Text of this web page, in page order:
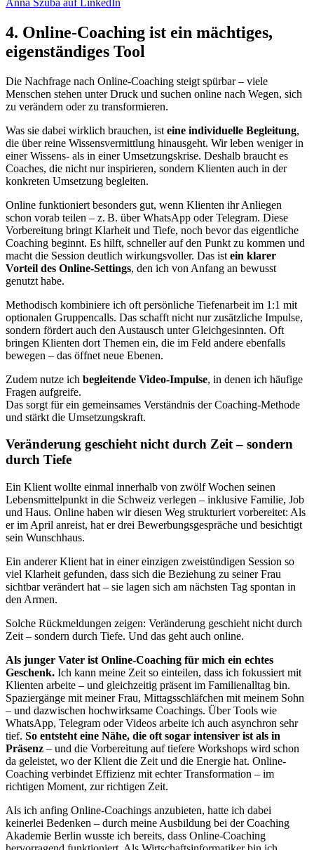
4. Online-Coaching ist ein mächtiges,
eigenständiges Tool
Die Nachfrage nach Online-Coaching steigt spürbar – viele
Menschen stehen unter Druck und suchen online nach Wegen, sich
zu verändern oder zu transformieren.
Was sie dabei wirklich brauchen, ist eine individuelle Begleitung,
die über reine Wissensvermittlung hinausgeht. Wir leben weniger in
einer Wissens- als in einer Umsetzungskrise. Deshalb braucht es
Coaches, die nicht nur inspirieren, sondern Klienten auch in der
konkreten Umsetzung begleiten.
Online funktioniert besonders gut, wenn Klienten ihr Anliegen
schon vorab teilen – z. B. über WhatsApp oder Telegram. Diese
Vorbereitung bringt Klarheit und Tiefe, noch bevor das eigentliche
Coaching beginnt. Es hilft, schneller auf den Punkt zu kommen und
macht die Session deutlich wirkungsvoller. Das ist ein klarer
Vorteil des Online-Settings, den ich von Anfang an bewusst
genutzt habe.
Methodisch kombiniere ich oft persönliche Tiefenarbeit im 1:1 mit
optionalen Gruppencalls. Das schafft nicht nur zusätzliche Impulse,
sondern fördert auch den Austausch unter Gleichgesinnten. Oft
bringen Klienten dort Themen ein, die im Feld andere ebenfalls
bewegen – das öffnet neue Ebenen.
Zudem nutze ich begleitende Video-Impulse, in denen ich häufige
Fragen aufgreife.
Das sorgt für ein gemeinsames Verständnis der Coaching-Methode
und stärkt die Umsetzungskraft.
Veränderung geschieht nicht durch Zeit – sondern
durch Tiefe
Ein Klient wollte einmal innerhalb von zwölf Wochen seinen
Lebensmittelpunkt in die Schweiz verlegen – inklusive Familie, Job
und Haus. Online haben wir diesen Weg strukturiert vorbereitet: Als
er im April anreist, hat er drei Bewerbungsgespräche und besichtigt
sein Wunschhaus.
Ein anderer Klient hat in einer einzigen zweistündigen Session so
viel Klarheit gefunden, dass sich die Beziehung zu seiner Frau
sichtbar verändert hat – sie lagen sich am nächsten Tag spontan in
den Armen.
Solche Rückmeldungen zeigen: Veränderung geschieht nicht durch
Zeit – sondern durch Tiefe. Und das geht auch online.
Als junger Vater ist Online-Coaching für mich ein echtes
Geschenk. Ich kann meine Zeit so einteilen, dass ich fokussiert mit
Klienten arbeite – und gleichzeitig präsent im Familienalltag bin.
Spaziergänge mit meiner Frau, Mittagsschläfchen mit meinem Sohn
– und dazwischen hochwirksame Coachings. Über Tools wie
WhatsApp, Telegram oder Videos arbeite ich auch asynchron sehr
tief. So entsteht eine Nähe, die oft sogar intensiver ist als in
Präsenz – und die Vorbereitung auf tiefere Workshops wird schon
da geleistet, wo der Klient die Zeit und die Energie hat. Online-
Coaching verbindet Effizienz mit echter Transformation – im
richtigen Moment, zur richtigen Zeit.
Als ich anfing Online-Coachings anzubieten, hatte ich dabei
keinerlei Bedenken – durch meine Ausbildung bei der Coaching
Akademie Berlin wusste ich bereits, dass Online-Coaching